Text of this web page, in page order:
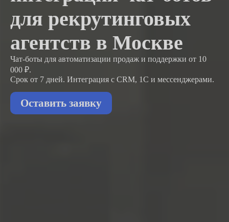
для рекрутинговых
агентств в Москве
Чат-боты для автоматизации продаж и поддержки от 10
000 ₽.
Срок от 7 дней. Интеграция с CRM, 1С и мессенджерами.
Оставить заявку